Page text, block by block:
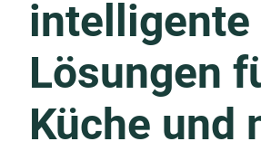
intelligente
Lösungen
Küche und